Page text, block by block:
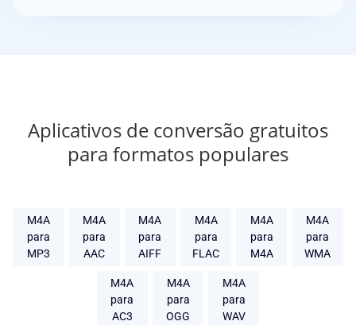
Aplicativos de conversão gratuitos
para formatos populares
M4A
para
MP3
M4A
para
AAC
M4A
para
AIFF
M4A
para
FLAC
M4A
para
M4A
M4A
para
WMA
M4A
para
AC3
M4A
para
OGG
M4A
para
WAV